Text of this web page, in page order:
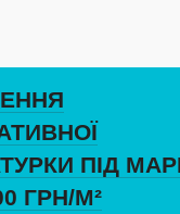
ПІД
ГРН/М²